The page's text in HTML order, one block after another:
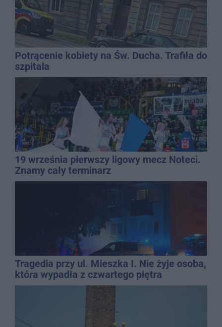
Potrącenie kobiety na Św. Ducha. Trafiła do
szpitala
19 września pierwszy ligowy mecz Noteci.
Znamy cały terminarz
Tragedia przy ul. Mieszka I. Nie żyje osoba,
która wypadła z czwartego piętra